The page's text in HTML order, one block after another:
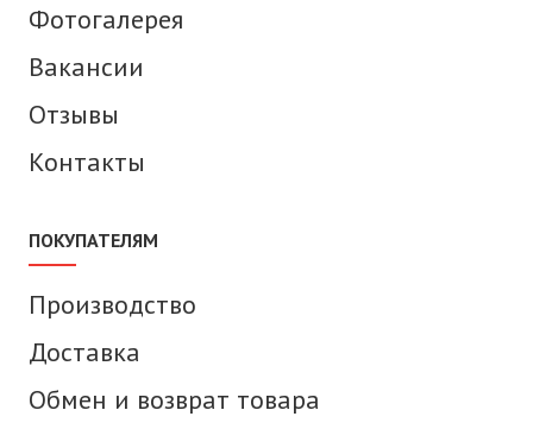
Фотогалерея
Вакансии
Отзывы
Контакты
ПОКУПАТЕЛЯМ
Производство
Доставка
Обмен и возврат товара